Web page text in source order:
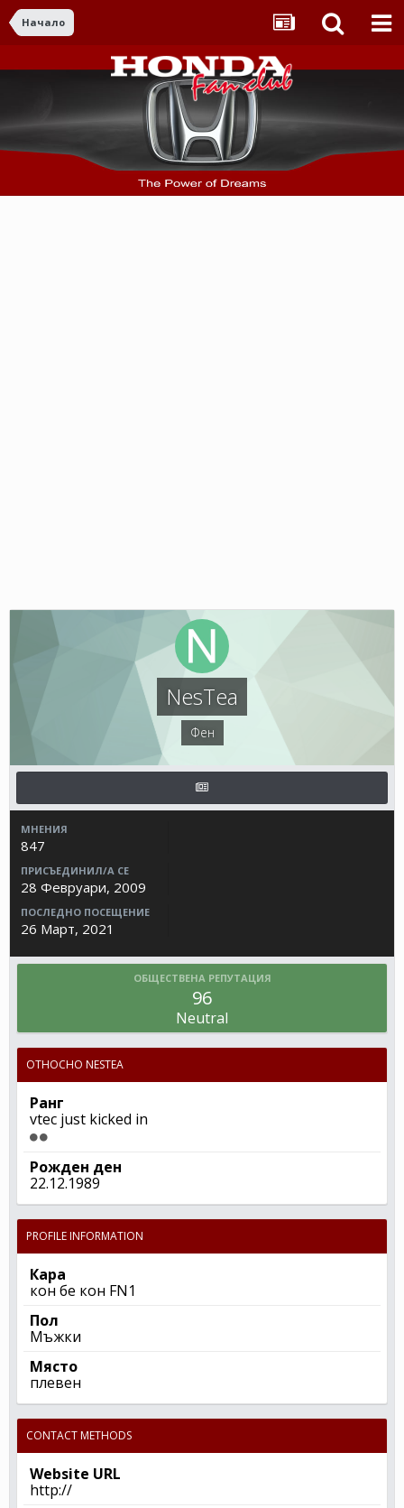
Начало
NesTea
Фен
МНЕНИЯ
847
ПРИСЪЕДИНИЛ/А СЕ
28 Февруари, 2009
ПОСЛЕДНО ПОСЕЩЕНИЕ
26 Март, 2021
ОБЩЕСТВЕНА РЕПУТАЦИЯ
96
Neutral
ОТНОСНО NESTEA
Ранг
vtec just kicked in
Рожден ден
22.12.1989
PROFILE INFORMATION
Кара
кон бе кон FN1
Пол
Мъжки
Място
плевен
CONTACT METHODS
Website URL
http://